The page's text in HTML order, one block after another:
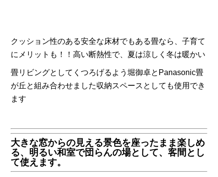
クッション性のある安全な床材でもある畳なら、子育て
にメリットも！！高い断熱性で、夏は涼しく冬は暖かい
畳リビングとしてくつろげるよう堀御卓とPanasonic畳
が丘と組み合わせました収納スペースとしても使用でき
ます
大きな窓からの見える景色を座ったまま楽しめ
る、明るい和室で団らんの場として、客間とし
て使えます。